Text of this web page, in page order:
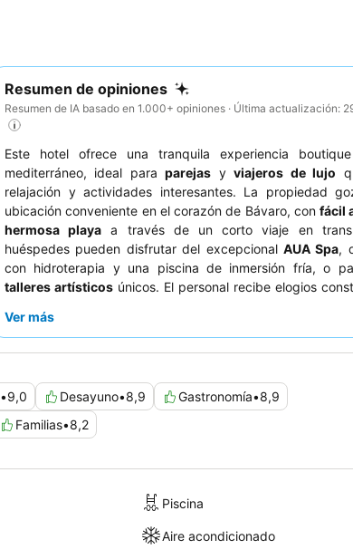
Resumen de opiniones
Resumen de IA basado en 1.000+ opiniones · Última actualización:
Este hotel ofrece una tranquila experiencia
mediterráneo, ideal paraparejas yviajeros de lujo
relajación y actividades interesantes. La propiedad
ubicación conveniente en el corazón de Bávaro, confácil
hermosa playa a través de un corto viaje en
huéspedes pueden disfrutar del excepcional AUA Spa,
con hidroterapia y una piscina de inmersión fría, o
talleres artísticos únicos. El personal recibe elogios
variado y saludable desayuno bufé. Para una estancia
Ver más
•9,0 Desayuno•8,9 Gastronomía•8,9
Familias•8,2
Piscina
Aire acondicionado